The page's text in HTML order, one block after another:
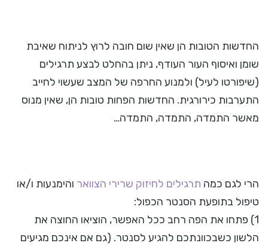
החדשות הטובות הן שאין שום חובה לרוץ לניתוח שאיבת
שומן ואיסוף העור העודף, ניתן בהחלט לבצע תרגילים
(שיפורטו לעיל) ולמנוע החרפה של המצב שעשוי לחייב
התערבות כירורגית. החדשות הפחות טובות הן, שאין מנוס
מאשר התמדה, התמדה, התמדה…
הרי לגם כמה תרגילים לחיזוק שרירי הצוואר והימנעות ו/או
טיפול בתופעת הסנטר הכפול:
1) פתחו את הפה רחב ככל האפשר, הוציאו החוצה את
הלשון כשבכוונתכם להגיע לסנטר. (גם אם אינכם מגיעים